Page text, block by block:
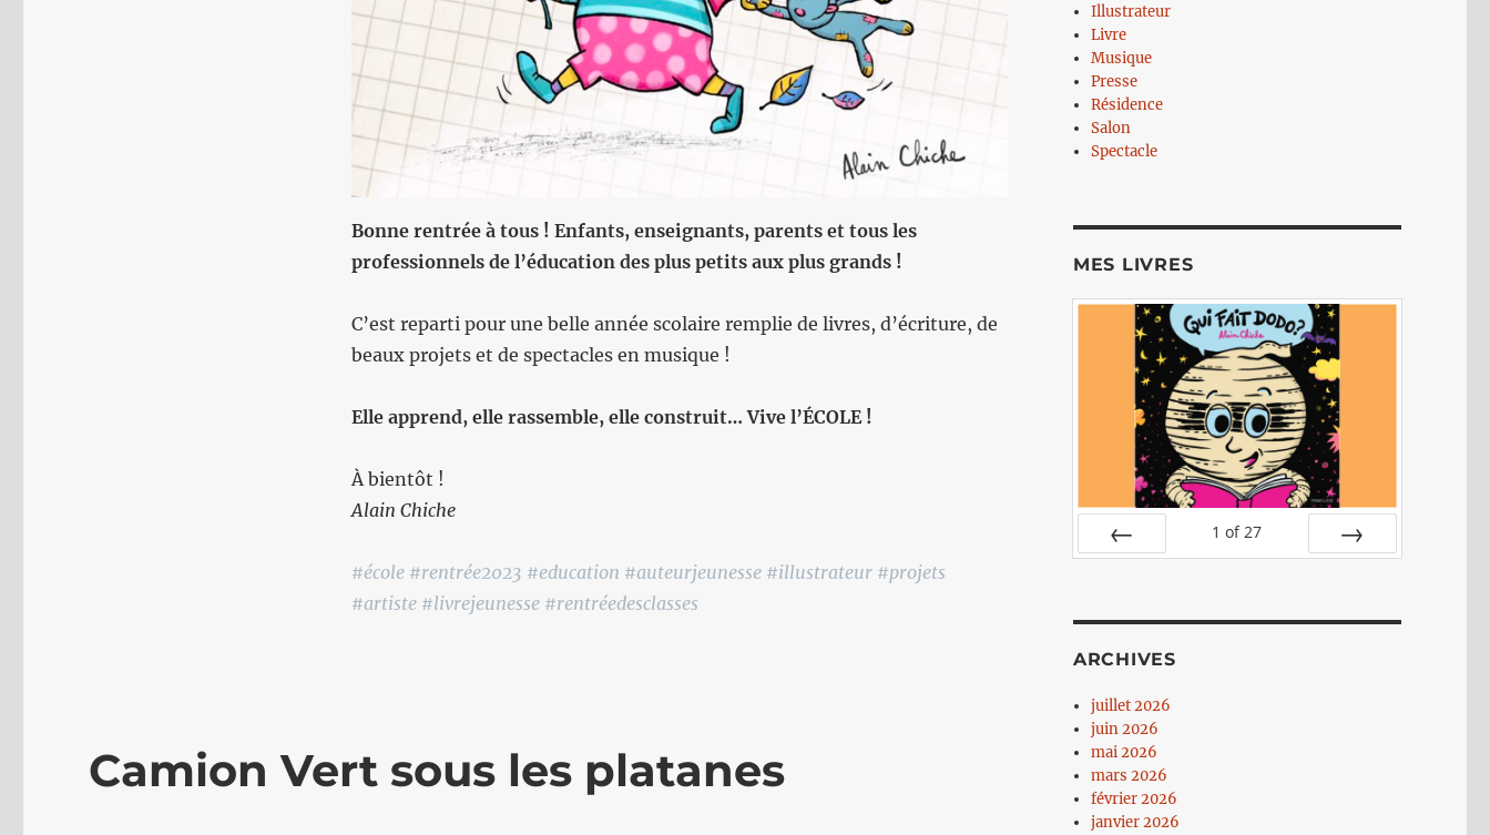
Bonne rentrée à tous ! Enfants, enseignants, parents et tous les
professionnels de l’éducation des plus petits aux plus grands !
C’est reparti pour une belle année scolaire remplie de livres, d’écriture, de
beaux projets et de spectacles en musique !
Elle apprend, elle rassemble, elle construit… Vive l’ÉCOLE !
À bientôt !
Alain Chiche
#école #rentrée2023 #education #auteurjeunesse #illustrateur #projets
#artiste #livrejeunesse #rentréedesclasses
Camion Vert sous les platanes
Illustrateur
Livre
Musique
Presse
Résidence
Salon
Spectacle
MES LIVRES
1 of 27
ARCHIVES
juillet 2026
juin 2026
mai 2026
mars 2026
février 2026
janvier 2026